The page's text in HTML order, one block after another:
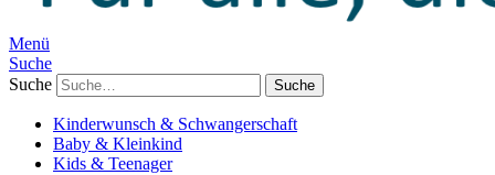
Menü
Suche
Suche
Kinderwunsch & Schwangerschaft
Baby & Kleinkind
Kids & Teenager